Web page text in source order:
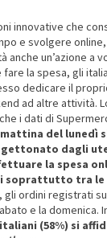
innovative che
e svolgere
anche un’azione a
la spesa, gli
dedicare il
ad altre attività.
i dati di
del lunedì
gettonato dagli
la spesa
soprattutto tra le
gli ordini registrati
e la domenica.
(58%) si